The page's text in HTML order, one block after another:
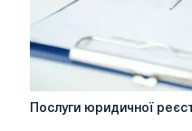
Послуги
юридичної
Послуги юридичної